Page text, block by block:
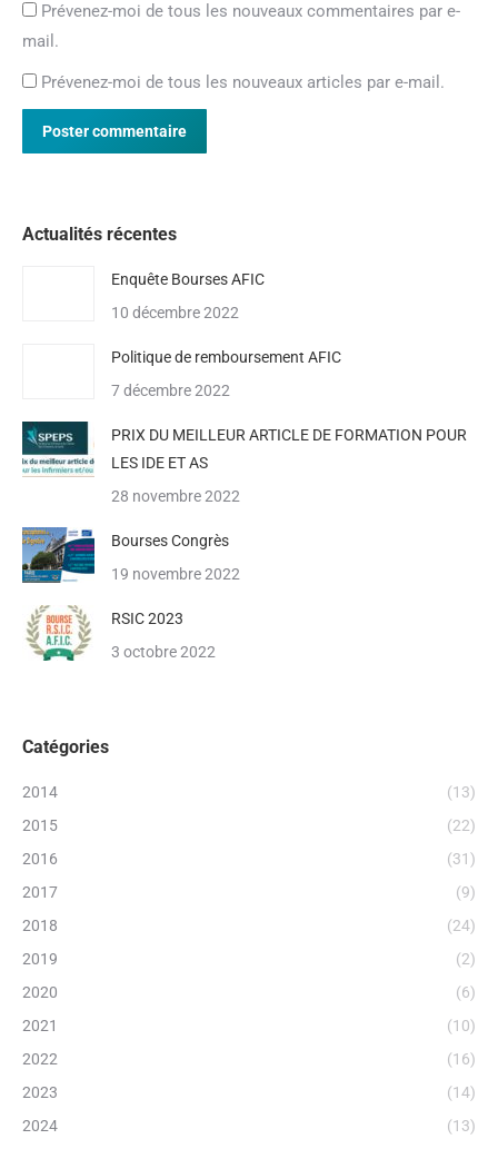
Prévenez-moi de tous les nouveaux commentaires par e-
mail.
Prévenez-moi de tous les nouveaux articles par e-mail.
Poster commentaire
Actualités récentes
Enquête Bourses AFIC
10 décembre 2022
Politique de remboursement AFIC
7 décembre 2022
PRIX DU MEILLEUR ARTICLE DE FORMATION POUR
LES IDE ET AS
28 novembre 2022
Bourses Congrès
19 novembre 2022
RSIC 2023
3 octobre 2022
Catégories
2014
(13)
2015
(22)
2016
(31)
2017
(9)
2018
(24)
2019
(2)
2020
(6)
2021
(10)
2022
(16)
2023
(14)
2024
(13)